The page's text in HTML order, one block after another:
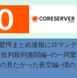
愕まとめ速報にロマンテ
判殺到激闘編--の一同驚
見たかった夜空編--僕の